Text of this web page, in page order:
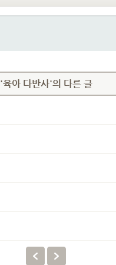
'육아 다반사'의 다른 글